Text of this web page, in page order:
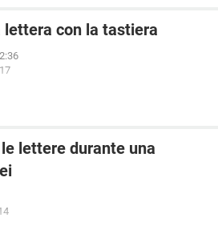
con la tastiera
lettere durante una